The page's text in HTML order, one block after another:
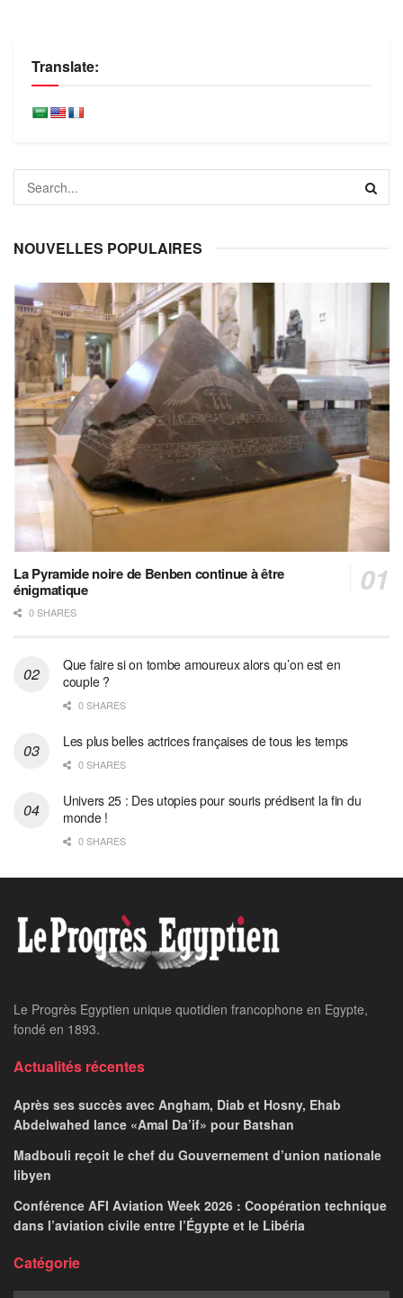
Translate:
NOUVELLES POPULAIRES
La Pyramide noire de Benben continue à être
énigmatique
0 SHARES
Que faire si on tombe amoureux alors qu’on est en
couple ?
0 SHARES
Les plus belles actrices françaises de tous les temps
0 SHARES
Univers 25 : Des utopies pour souris prédisent la fin du
monde !
0 SHARES
L’Egypte et le Qatar
appellent à privilégier la
diplomatie face aux
tensions régionales
par NEVINE AHMED May 23, 2026